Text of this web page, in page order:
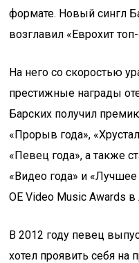
формате. Новый сингл
возглавил «Еврохит
На него со скоростью
престижные награды
Барских получил
«Прорыв года»,
«Певец года», а также
«Видео года» и
OE Video Music Awards в
В 2012 году певец
хотел проявить себя